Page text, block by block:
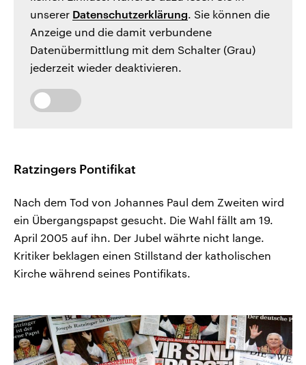
unserer Datenschutzerklärung. Sie können die
Anzeige und die damit verbundene
Datenübermittlung mit dem Schalter (Grau)
jederzeit wieder deaktivieren.
Ratzingers Pontifikat
Nach dem Tod von Johannes Paul dem Zweiten wird
ein Übergangspapst gesucht. Die Wahl fällt am 19.
April 2005 auf ihn. Der Jubel währte nicht lange.
Kritiker beklagen einen Stillstand der katholischen
Kirche während seines Pontifikats.